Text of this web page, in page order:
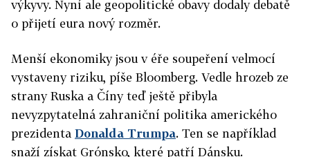
výkyvy. Nyní ale geopolitické obavy dodaly debatě
o přijetí eura nový rozměr.
Menší ekonomiky jsou v éře soupeření velmocí
vystaveny riziku, píše Bloomberg. Vedle hrozeb ze
strany Ruska a Číny teď ještě přibyla
nevyzpytatelná zahraniční politika amerického
prezidenta Donalda Trumpa. Ten se například
snaží získat Grónsko, které patří Dánsku.